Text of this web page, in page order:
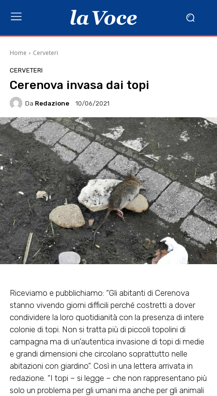
Home Cerveteri
CERVETERI
Cerenova invasa dai topi
Da Redazione 10/06/2021
Riceviamo e pubblichiamo: “Gli abitanti di Cerenova
stanno vivendo giorni difficili perché costretti a dover
condividere la loro quotidianità con la presenza di intere
colonie di topi. Non si tratta più di piccoli topolini di
campagna ma di un’autentica invasione di topi di medie
e grandi dimensioni che circolano soprattutto nelle
abitazioni con giardino”. Così in una lettera arrivata in
redazione. “I topi – si legge – che non rappresentano più
solo un problema per gli umani ma anche per gli animali